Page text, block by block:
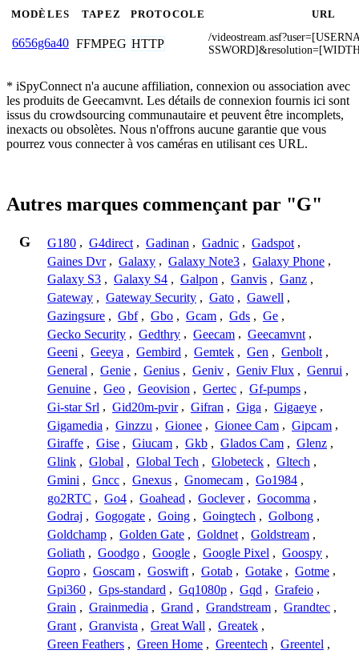
MODÈLES TAPEZ PROTOCOLE URL
6656g6a40 FFMPEG HTTP
/
* iSpyConnect n'a aucune affiliation, connexion ou association avec
les produits de Geecamvnt. Les détails de connexion fournis ici sont
issus du crowdsourcing communautaire et peuvent être incomplets,
inexacts ou obsolètes. Nous n'offrons aucune garantie que vous
pourrez vous connecter à vos caméras en utilisant ces URL.
Autres marques commençant par "G"
G G180 , G4direct , Gadinan , Gadnic , Gadspot ,
Gaines Dvr , Galaxy , Galaxy Note3 , Galaxy Phone ,
Galaxy S3 , Galaxy S4 , Galpon , Ganvis , Ganz ,
Gateway , Gateway Security , Gato , Gawell ,
Gazingsure , Gbf , Gbo , Gcam , Gds , Ge ,
Gecko Security , Gedthry , Geecam , Geecamvnt ,
Geeni , Geeya , Gembird , Gemtek , Gen , Genbolt ,
General , Genie , Genius , Geniv , Geniv Flux , Genrui ,
Genuine , Geo , Geovision , Gertec , Gf-pumps ,
Gi-star Srl , Gid20m-pvir , Gifran , Giga , Gigaeye ,
Gigamedia , Ginzzu , Gionee , Gionee Cam , Gipcam ,
Giraffe , Gise , Giucam , Gkb , Glados Cam , Glenz ,
Glink , Global , Global Tech , Globeteck , Gltech ,
Gmini , Gncc , Gnexus , Gnomecam , Go1984 ,
go2RTC , Go4 , Goahead , Goclever , Gocomma ,
Godraj , Gogogate , Going , Goingtech , Golbong ,
Goldchamp , Golden Gate , Goldnet , Goldstream ,
Goliath , Goodgo , Google , Google Pixel , Goospy ,
Gopro , Goscam , Goswift , Gotab , Gotake , Gotme ,
Gpi360 , Gps-standard , Gq1080p , Gqd , Grafeio ,
Grain , Grainmedia , Grand , Grandstream , Grandtec ,
Grant , Granvista , Great Wall , Greatek ,
Green Feathers , Green Home , Greentech , Greentel ,